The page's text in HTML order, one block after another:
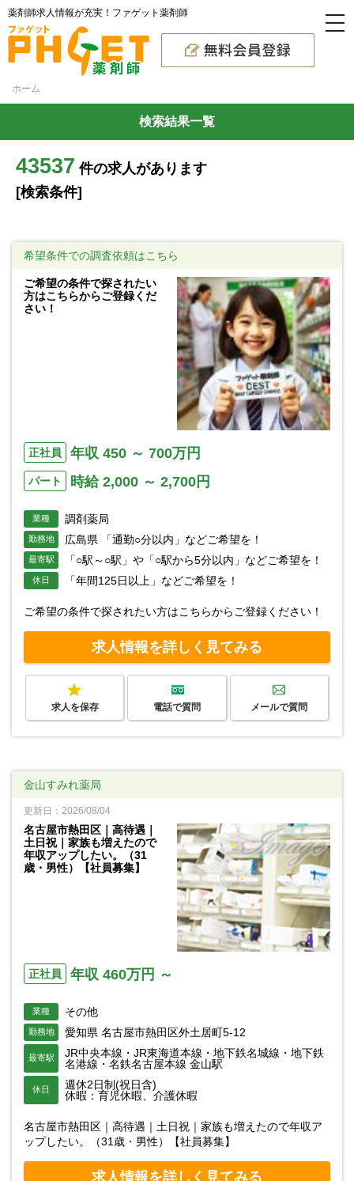
薬剤師求人情報が充実！ファゲット薬剤師
ホーム
検索結果一覧
43537 件の求人があります
[検索条件]
希望条件での調査依頼はこちら
ご希望の条件で探されたい
方はこちらからご登録くだ
さい！
正社員 年収 450 ～ 700万円
パート 時給 2,000 ～ 2,700円
業種 調剤薬局
勤務地 広島県 「通勤○分以内」などご希望を！
最寄駅 「○駅～○駅」や「○駅から5分以内」などご希望を！
休日 「年間125日以上」などご希望を！
ご希望の条件で探されたい方はこちらからご登録ください！
求人情報を詳しく見てみる
求人を保存 電話で質問 メールで質問
金山すみれ薬局
更新日：2026/08/04
名古屋市熱田区｜高待遇｜
土日祝｜家族も増えたので
年収アップしたい。（31
歳・男性）【社員募集】
正社員 年収 460万円 ～
業種 その他
勤務地 愛知県 名古屋市熱田区外土居町5-12
最寄駅
JR中央本線・JR東海道本線・地下鉄名城線・地下鉄
名港線・名鉄名古屋本線 金山駅
休日
週休2日制(祝日含)
休暇：育児休暇、介護休暇
名古屋市熱田区｜高待遇｜土日祝｜家族も増えたので年収ア
ップしたい。（31歳・男性）【社員募集】
求人情報を詳しく見てみる